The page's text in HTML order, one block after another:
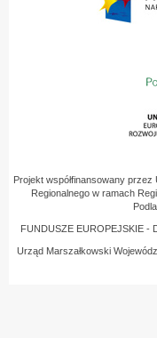
Projekt współfinansowany
Regionalnego w ramach
FUNDUSZE EUROPEJSKIE -
Urząd Marszałkowski